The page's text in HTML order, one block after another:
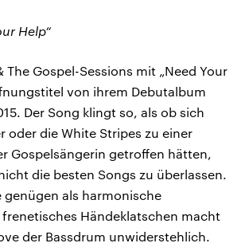
Help“
The Gospel-Sessions mit „Need Your
von ihrem Debutalbum
Der Song klingt so, als ob sich
oder die White Stripes zu einer
Gospelsängerin getroffen hätten,
die besten Songs zu überlassen.
genügen als harmonische
Händeklatschen macht
der Bassdrum unwiderstehlich.